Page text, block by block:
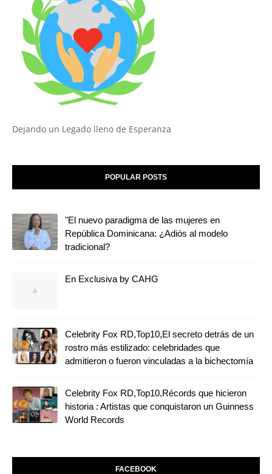
Dejando un Legado lleno de Esperanza
POPULAR POSTS
"El nuevo paradigma de las mujeres en
República Dominicana: ¿Adiós al modelo
tradicional?
En Exclusiva by CAHG
Celebrity Fox RD,Top10,El secreto detrás de un
rostro más estilizado: celebridades que
admitieron o fueron vinculadas a la bichectomía
Celebrity Fox RD,Top10,Récords que hicieron
historia : Artistas que conquistaron un Guinness
World Records
FACEBOOK